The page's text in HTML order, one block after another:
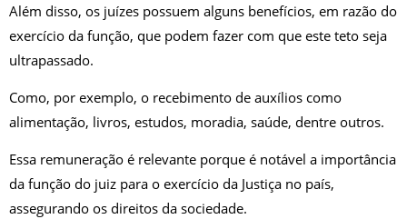
Além disso, os juízes possuem alguns benefícios, em razão do
exercício da função, que podem fazer com que este teto seja
ultrapassado.
Como, por exemplo, o recebimento de auxílios como
alimentação, livros, estudos, moradia, saúde, dentre outros.
Essa remuneração é relevante porque é notável a importância
da função do juiz para o exercício da Justiça no país,
assegurando os direitos da sociedade.